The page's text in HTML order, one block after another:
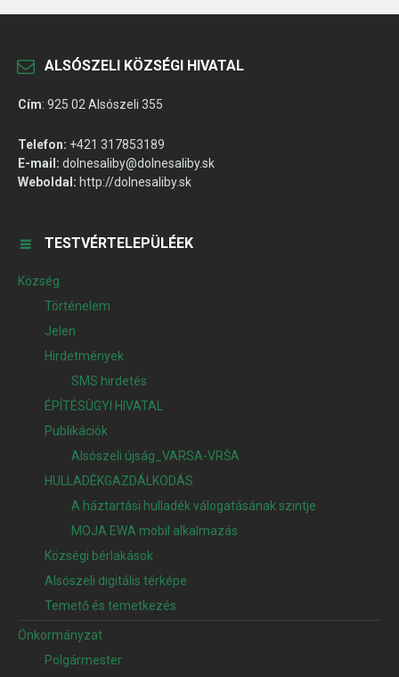
ALSÓSZELI KÖZSÉGI HIVATAL
Cím: 925 02 Alsószeli 355
Telefon: +421 317853189
E-mail: dolnesaliby@dolnesaliby.sk
Weboldal: http://dolnesaliby.sk
TESTVÉRTELEPÜLÉEK
Község
Történelem
Jelen
Hirdetmények
SMS hirdetés
ÉPÍTÉSÜGYI HIVATAL
Publikációk
Alsószeli újság_VARSA-VRŠA
HULLADÉKGAZDÁLKODÁS
A háztartási hulladék válogatásának szintje
MOJA EWA mobil alkalmazás
Községi bérlakások
Alsószeli digitális térképe
Temető és temetkezés
Önkormányzat
Polgármester